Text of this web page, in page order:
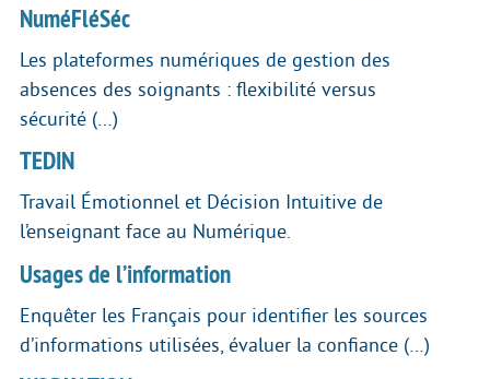
NuméFléSéc
Les plateformes numériques de gestion des
absences des soignants : flexibilité versus
sécurité (…)
TEDIN
Travail Émotionnel et Décision Intuitive de
l’enseignant face au Numérique.
Usages de l’information
Enquêter les Français pour identifier les sources
d’informations utilisées, évaluer la confiance (…)